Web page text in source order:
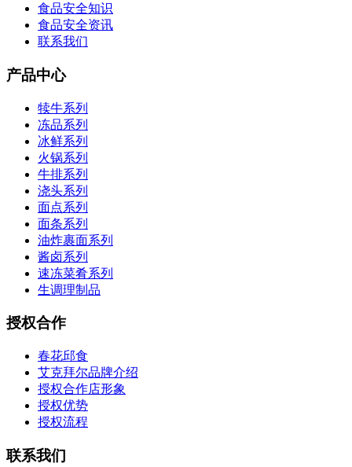
食品安全知识
食品安全资讯
联系我们
产品中心
犊牛系列
冻品系列
冰鲜系列
火锅系列
牛排系列
浇头系列
面点系列
面条系列
油炸裹面系列
酱卤系列
速冻菜肴系列
生调理制品
授权合作
春花邱食
艾克拜尔品牌介绍
授权合作店形象
授权优势
授权流程
联系我们